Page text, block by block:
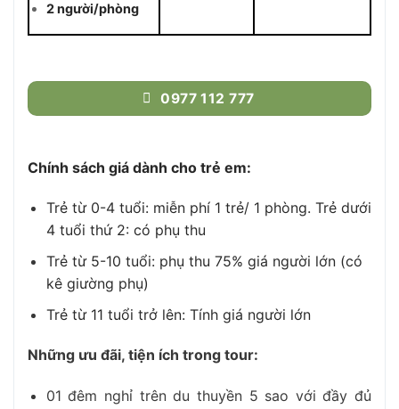
2 người/phòng
0977 112 777
Chính sách giá dành cho trẻ em:
Trẻ từ 0-4 tuổi: miễn phí 1 trẻ/ 1 phòng. Trẻ dưới
4 tuổi thứ 2: có phụ thu
Trẻ từ 5-10 tuổi: phụ thu 75% giá người lớn (có
kê giường phụ)
Trẻ từ 11 tuổi trở lên: Tính giá người lớn
Những ưu đãi, tiện ích trong tour:
01 đêm nghỉ trên du thuyền 5 sao với đầy đủ